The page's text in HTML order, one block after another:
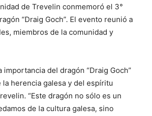
de Trevelin conmemoró el 3°
“Draig Goch”. El evento reunió a
miembros de la comunidad y
importancia del dragón “Draig Goch”
herencia galesa y del espíritu
“Este dragón no sólo es un
de la cultura galesa, sino